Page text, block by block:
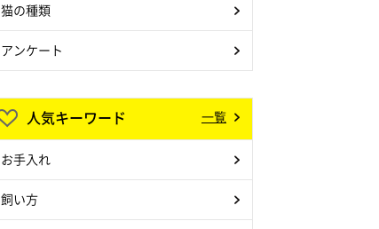
猫の種類
アンケート
人気キーワード 一覧
お手入れ
飼い方